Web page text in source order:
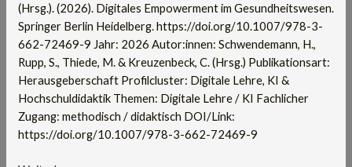
(Hrsg.). (2026). Digitales Empowerment im Gesundheitswesen.
Springer Berlin Heidelberg. https://doi.org/10.1007/978-3-
662-72469-9 Jahr: 2026 Autor:innen: Schwendemann, H.,
Rupp, S., Thiede, M. & Kreuzenbeck, C. (Hrsg.) Publikationsart:
Herausgeberschaft Profilcluster: Digitale Lehre, KI &
Hochschuldidaktik Themen: Digitale Lehre / KI Fachlicher
Zugang: methodisch / didaktisch DOI/Link:
https://doi.org/10.1007/978-3-662-72469-9